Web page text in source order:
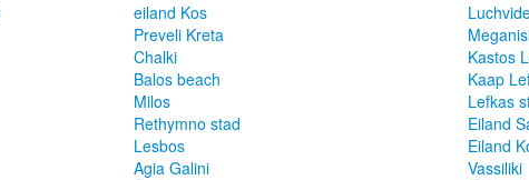
eiland Kos
Preveli Kreta
Chalki
Balos beach
Milos
Rethymno stad
Lesbos
Agia Galini
Kastos
Kaap
Lefkas
Eiland
Eiland
Vassiliki